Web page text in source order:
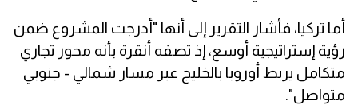
أما تركيا، فأشار التقرير إلى أنها "أدرجت المشروع ضمن
رؤية إستراتيجية أوسع، إذ تصفه أنقرة بأنه محور تجاري
متكامل يربط أوروبا بالخليج عبر مسار شمالي - جنوبي
متواصل".